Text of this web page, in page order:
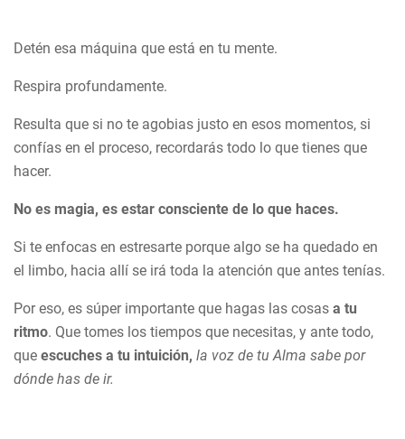
Detén esa máquina que está en tu mente.
Respira profundamente.
Resulta que si no te agobias justo en esos momentos, si
confías en el proceso, recordarás todo lo que tienes que
hacer.
No es magia, es estar consciente de lo que haces.
Si te enfocas en estresarte porque algo se ha quedado en
el limbo, hacia allí se irá toda la atención que antes tenías.
Por eso, es súper importante que hagas las cosas a tu
ritmo. Que tomes los tiempos que necesitas, y ante todo,
que escuches a tu intuición, la voz de tu Alma sabe por
dónde has de ir.